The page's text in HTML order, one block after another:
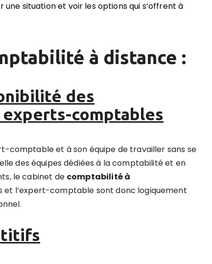
une situation et voir les options qui s’offrent à
à distance :
des
comptables
comptable et à son équipe de travailler sans se
des équipes dédiées à la comptabilité et en
le cabinet de comptabilitéà
et l’expert-comptable sont donc logiquement